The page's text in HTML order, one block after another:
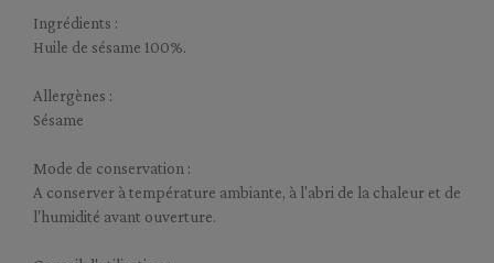
Ingrédients :
Huile de sésame 100%.
Allergènes :
Sésame
Mode de conservation :
A conserver à température ambiante, à l'abri de la chaleur et de
l'humidité avant ouverture.